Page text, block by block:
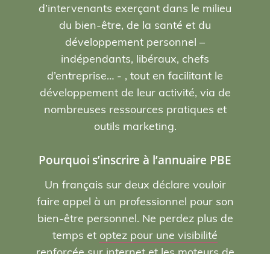
d’intervenants exerçant dans le milieu
du bien-être, de la santé et du
développement personnel –
indépendants, libéraux, chefs
d’entreprise… - , tout en facilitant le
développement de leur activité, via de
nombreuses ressources pratiques et
outils marketing.
Pourquoi s’inscrire à l’annuaire PBE
Un français sur deux déclare vouloir
faire appel à un professionnel pour son
bien-être personnel. Ne perdez plus de
temps et optez pour une visibilité